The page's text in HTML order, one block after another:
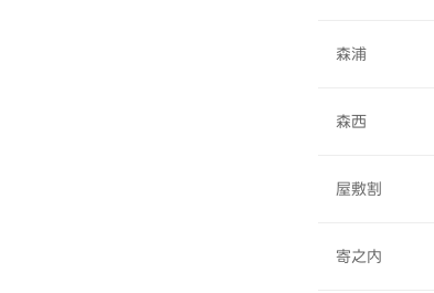
森浦
森西
屋敷割
寄之内